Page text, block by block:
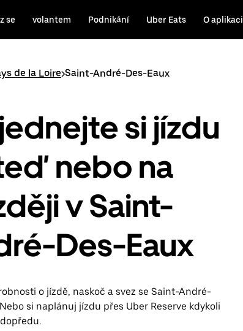
se volantem Podnikání Uber Eats O aplikaci
de la Loire>Saint-André-Des-Eaux
si jízdu
nebo na
v Saint-
Des-Eaux
o jízdě, naskoč a svez se Saint-André-
si naplánuj jízdu přes Uber Reserve kdykoli